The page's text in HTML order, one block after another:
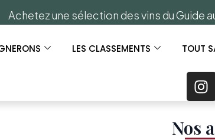
Achetez une sélection des vins du Guide
LES CLASSEMENTS TOUT
Nos